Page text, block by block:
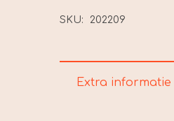
aantal
SKU: 202209
Extra informatie